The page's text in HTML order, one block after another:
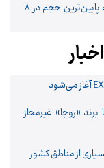
افت صادرات نفت آمریکا به پایین‌ترین حجم در ۸
برند «روجا» غیرمجاز
از مناطق کشور